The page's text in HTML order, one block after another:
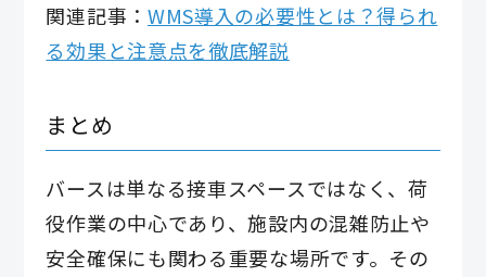
関連記事： WMS導入の必要性とは？得られ
る効果と注意点を徹底解説
まとめ
バースは単なる接車スペースではなく、荷
役作業の中心であり、施設内の混雑防止や
安全確保にも関わる重要な場所です。その